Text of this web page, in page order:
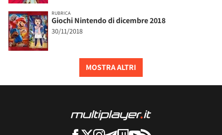
RUBRICA
Giochi Nintendo di dicembre 2018
30/11/2018
MOSTRA ALTRI